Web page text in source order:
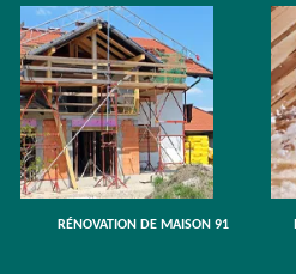
RÉNOVATION DE MAISON 91